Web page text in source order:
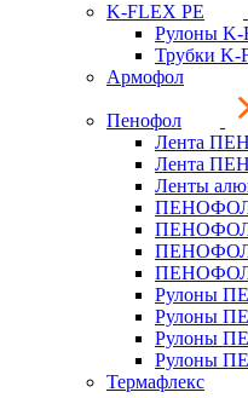
K-FLEX PE
Рулоны K-
Трубки K-
Армофол
Пенофол
Лента
Лента
Ленты
ПЕНОФОЛ
Рулоны
Рулоны
Рулоны
Рулоны
Термафлекс